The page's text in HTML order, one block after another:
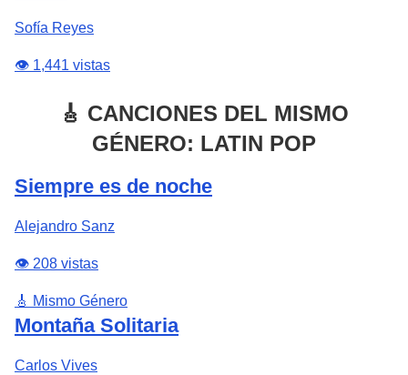
Sofía Reyes
👁️ 1,441 vistas
🎸 CANCIONES DEL MISMO
GÉNERO: LATIN POP
Siempre es de noche
Alejandro Sanz
👁️ 208 vistas
🎸 Mismo Género
Montaña Solitaria
Carlos Vives